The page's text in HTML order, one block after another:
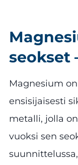
seokset
Magnesium
ensisijaisesti
metalli, jolla on
vuoksi sen